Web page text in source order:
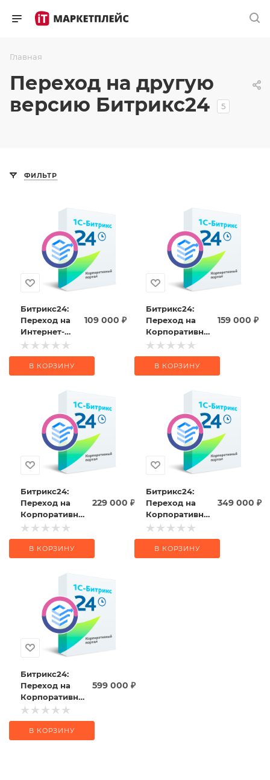
Главная
Переход на другую
версию Битрикс24
5
ФИЛЬТР
Битрикс24:
Переход на
Интернет-
магазин +
CRM
109 000 ₽
В КОРЗИНУ
Битрикс24:
Переход на
Корпоративный
портал - 50
159 000 ₽
В КОРЗИНУ
Битрикс24:
Переход на
Корпоративный
портал - 100
229 000 ₽
В КОРЗИНУ
Битрикс24:
Переход на
Корпоративный
портал - 250
349 000 ₽
В КОРЗИНУ
Битрикс24:
Переход на
Корпоративный
портал - 500
599 000 ₽
В КОРЗИНУ